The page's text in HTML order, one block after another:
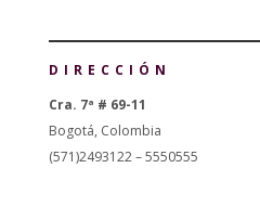
DIRECCIÓN
Cra. 7ª # 69-11
Bogotá, Colombia
(571)2493122 – 5550555